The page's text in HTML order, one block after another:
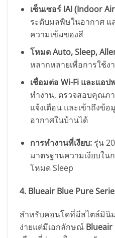
เซ็นเซอร์ IAI (Indoor
ระดับมลพิษในอากาศ แ
ความเข้มของสี
โหมด Auto, Sleep,
หลากหลายเพื่อการใช้ง
เชื่อมต่อ Wi-Fi และแอป
ทำงาน, ตรวจสอบคุณภ
แจ้งเตือน และเข้าถึงข้
อากาศในบ้านได้
การทำงานที่เงียบ:รุ่น
มาตรฐานความเงียบใน
โหมด Sleep
4. Blueair Blue Pure
สำหรับคอนโดที่มีสไตล์มินิ
ง่ายแต่มีเอกลักษณ์ Blueair